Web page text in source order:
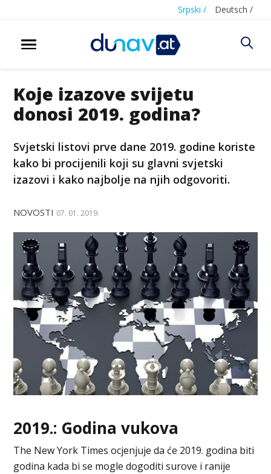
Srpski / Deutsch /
Koje izazove svijetu
donosi 2019. godina?
Svjetski listovi prve dane 2019. godine koriste
kako bi procijenili koji su glavni svjetski
izazovi i kako najbolje na njih odgovoriti.
NOVOSTI 07. 01. 2019.
2019.: Godina vukova
The New York Times ocjenjuje da će 2019. godina biti
godina kada bi se mogle dogoditi surove i ranije